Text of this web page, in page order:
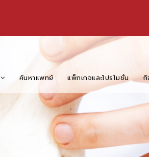
ค้นหาแพทย์ แพ็กเกจและโปรโมชั่น กิ